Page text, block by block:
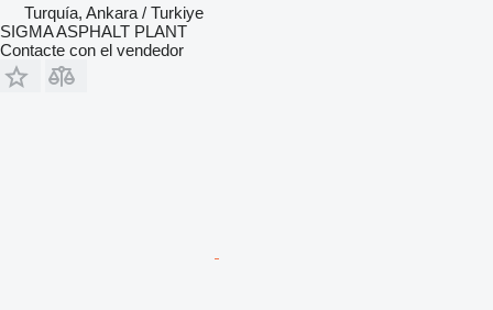
Turquía, Ankara / Turkiye
SIGMA ASPHALT PLANT
Contacte con el vendedor